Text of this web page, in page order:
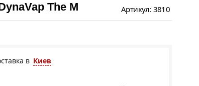
The M Артикул: 3810
в Киев